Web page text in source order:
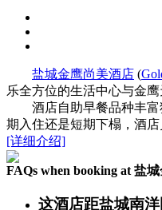
盐城金鹰尚美酒店 (
乐全方位的生活中心与金
酒店自助早餐品种丰富独
期入住还是短期下榻，酒
[详细介绍]
FAQs when booking at 盐
这酒店距盐城南